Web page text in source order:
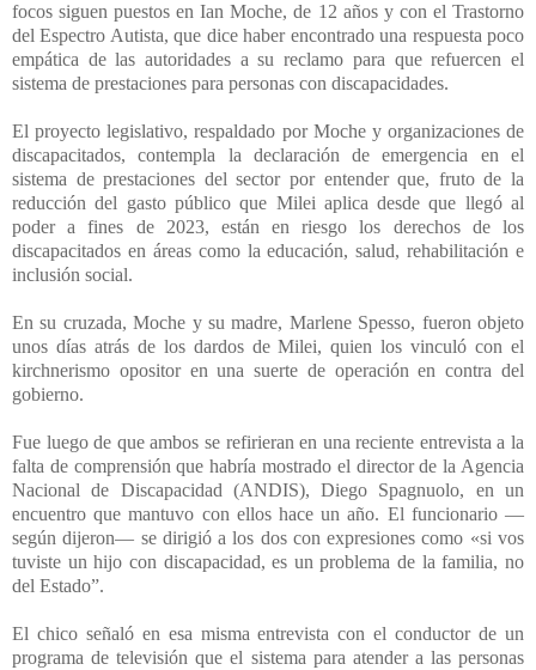
focos siguen puestos en Ian Moche, de 12 años y con el Trastorno
del Espectro Autista, que dice haber encontrado una respuesta poco
empática de las autoridades a su reclamo para que refuercen el
sistema de prestaciones para personas con discapacidades.
El proyecto legislativo, respaldado por Moche y organizaciones de
discapacitados, contempla la declaración de emergencia en el
sistema de prestaciones del sector por entender que, fruto de la
reducción del gasto público que Milei aplica desde que llegó al
poder a fines de 2023, están en riesgo los derechos de los
discapacitados en áreas como la educación, salud, rehabilitación e
inclusión social.
En su cruzada, Moche y su madre, Marlene Spesso, fueron objeto
unos días atrás de los dardos de Milei, quien los vinculó con el
kirchnerismo opositor en una suerte de operación en contra del
gobierno.
Fue luego de que ambos se refirieran en una reciente entrevista a la
falta de comprensión que habría mostrado el director de la Agencia
Nacional de Discapacidad (ANDIS), Diego Spagnuolo, en un
encuentro que mantuvo con ellos hace un año. El funcionario —
según dijeron— se dirigió a los dos con expresiones como «si vos
tuviste un hijo con discapacidad, es un problema de la familia, no
del Estado”.
El chico señaló en esa misma entrevista con el conductor de un
programa de televisión que el sistema para atender a las personas